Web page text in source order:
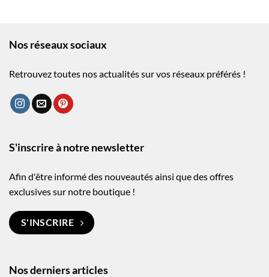
Nos réseaux sociaux
Retrouvez toutes nos actualités sur vos réseaux préférés !
Nos derniers articles
S'inscrire à notre newsletter
Afin d'être informé des nouveautés ainsi que des offres
exclusives sur notre boutique !
S'INSCRIRE